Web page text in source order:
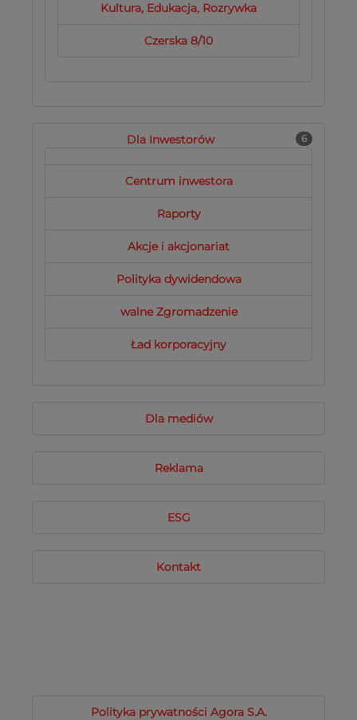
Kultura, Edukacja, Rozrywka
Czerska 8/10
Dla Inwestorów 6
Centrum inwestora
Raporty
Akcje i akcjonariat
Polityka dywidendowa
walne Zgromadzenie
Ład korporacyjny
Dla mediów
Reklama
ESG
Kontakt
Polityka prywatności Agora S.A.